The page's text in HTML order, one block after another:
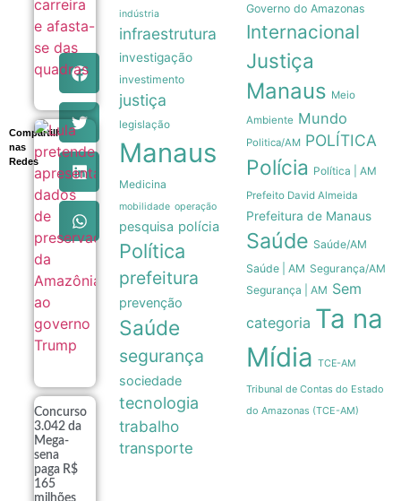
Compartilhe
nas
Redes
se das
quadras
pretende
apresentar
dados de
Amazônia
ao governo
Trump
Concurso
3.042 da
Mega-
sena
paga R$
165
milhões
indústria
infraestrutura
investigação
investimento
justiça
legislação
Manaus
Medicina
mobilidade operação
pesquisa polícia
Política
prefeitura
prevenção
Saúde
segurança
sociedade
tecnologia
trabalho
transporte
Governo do Amazonas
Internacional
Justiça
Manaus Meio
Ambiente Mundo
Politica/AM POLÍTICA
Polícia Política | AM
Prefeito David Almeida
Prefeitura de Manaus
Saúde Saúde/AM
Saúde | AM Segurança/AM
Segurança | AM Sem
categoria Ta na
Mídia TCE-AM
Tribunal de Contas do Estado
do Amazonas (TCE-AM)